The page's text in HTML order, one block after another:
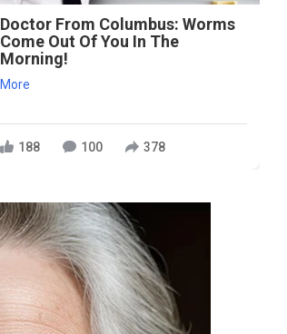
Doctor From Columbus: Worms
Come Out Of You In The
Morning!
More
188 100 378